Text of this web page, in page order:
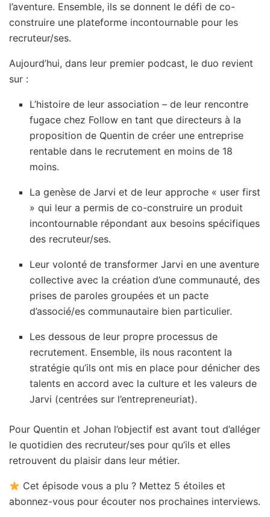
l’aventure. Ensemble, ils se donnent le défi de co-
construire une plateforme incontournable pour les
recruteur/ses.
Aujourd’hui, dans leur premier podcast, le duo revient
sur :
L’histoire de leur association – de leur rencontre
fugace chez Follow en tant que directeurs à la
proposition de Quentin de créer une entreprise
rentable dans le recrutement en moins de 18
moins.
La genèse de Jarvi et de leur approche « user first
» qui leur a permis de co-construire un produit
incontournable répondant aux besoins spécifiques
des recruteur/ses.
Leur volonté de transformer Jarvi en une aventure
collective avec la création d’une communauté, des
prises de paroles groupées et un pacte
d’associé/es communautaire bien particulier.
Les dessous de leur propre processus de
recrutement. Ensemble, ils nous racontent la
stratégie qu’ils ont mis en place pour dénicher des
talents en accord avec la culture et les valeurs de
Jarvi (centrées sur l’entrepreneuriat).
Pour Quentin et Johan l’objectif est avant tout d’alléger
le quotidien des recruteur/ses pour qu’ils et elles
retrouvent du plaisir dans leur métier.
Cet épisode vous a plu ? Mettez 5 étoiles et
abonnez-vous pour écouter nos prochaines interviews.